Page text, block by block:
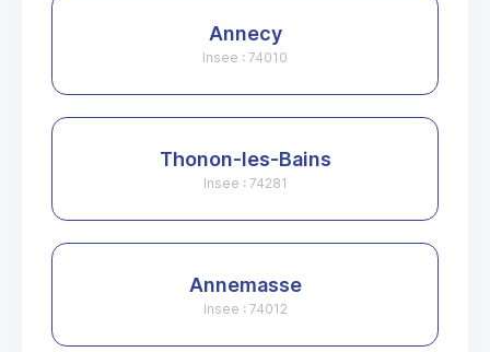
Annecy
Insee : 74010
Thonon-les-Bains
Insee : 74281
Annemasse
Insee : 74012